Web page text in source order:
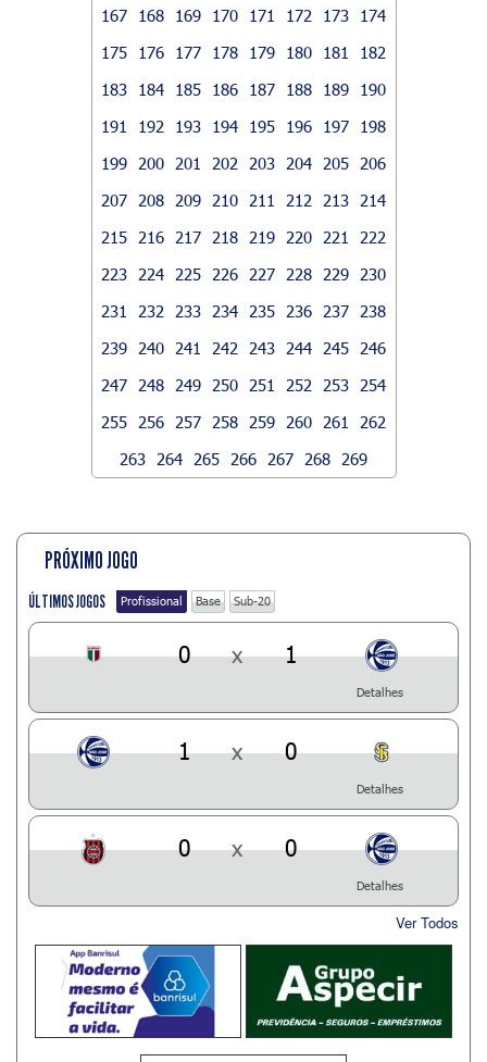
167
168 169 170 171 172 173
174
175
176 177 178 179 180 181
182
183
184 185 186 187 188 189
190
191
192 193 194 195 196 197
198
199
200 201 202 203 204 205
206
207
208 209 210 211 212 213
214
215
216 217 218 219 220 221
222
223
224 225 226 227 228 229
230
231
232 233 234 235 236 237
238
239
240 241 242 243 244 245
246
247
248 249 250 251 252 253
254
255
256 257 258 259 260 261
262
263
264 265 266 267 268 269
PRÓXIMO JOGO
ÚLTIMOS JOGOS Profissional Base Sub-20
0 x 1
Detalhes
1 x 0
Detalhes
0 x 0
Detalhes
Ver Todos